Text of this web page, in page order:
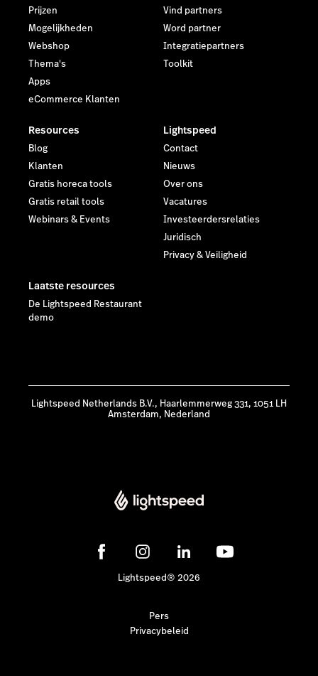
Prijzen
Mogelijkheden
Webshop
Thema's
Apps
eCommerce Klanten
Vind partners
Word partner
Integratiepartners
Toolkit
Resources
Blog
Klanten
Gratis horeca tools
Gratis retail tools
Webinars & Events
Lightspeed
Contact
Nieuws
Over ons
Vacatures
Investeerdersrelaties
Juridisch
Privacy & Veiligheid
Laatste resources
De Lightspeed Restaurant
demo
Lightspeed Netherlands B.V., Haarlemmerweg 331, 1051 LH
Amsterdam, Nederland
Lightspeed® 2026
Pers
Privacybeleid